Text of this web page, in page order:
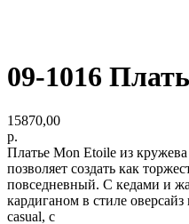
09-1016
15870,00
р.
Платье Mon Etoile из кружева
позволяет создать как
повседневный. С кедами и
кардиганом в стиле оверсайз
casual, с